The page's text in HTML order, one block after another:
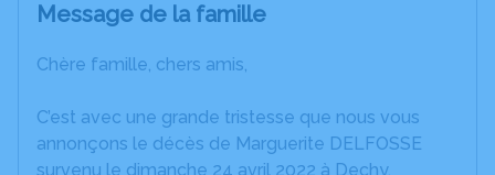
Message de la famille
Chère famille, chers amis,
C’est avec une grande tristesse que nous vous
annonçons le décès de Marguerite DELFOSSE
survenu le dimanche 24 avril 2022 à Dechy.